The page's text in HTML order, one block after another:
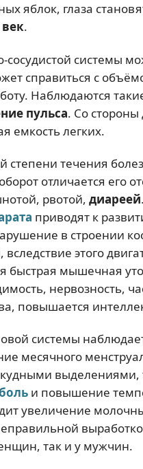
яблок, глаза
.
сосудистой системы
справиться с
Наблюдаются
пульса. Со
емкость легких.
степени течения
отличается его
рвотой, диареей.
приводят к
в строении
этого
быстрая мышечная
нервозность,
повышается
системы
месячного
выделениями,
и повышение
увеличение
так и у мужчин.